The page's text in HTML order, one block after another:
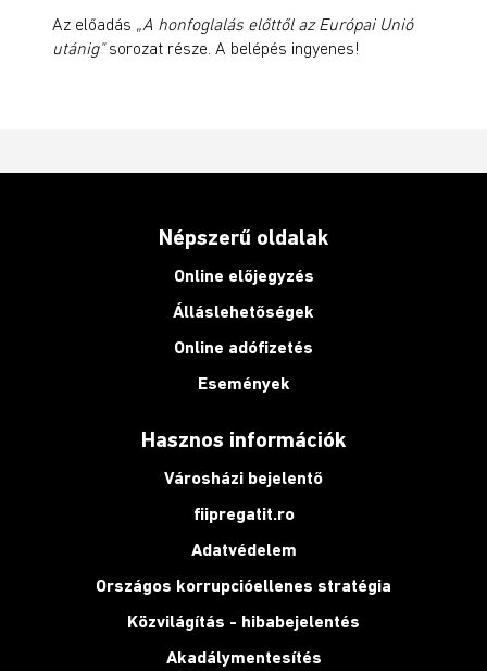
Az előadás „A honfoglalás előttől az Európai Unió
utánig"sorozat része. A belépés ingyenes!
Népszerű oldalak
Online előjegyzés
Álláslehetőségek
Online adófizetés
Események
Hasznos információk
Városházi bejelentő
fiipregatit.ro
Adatvédelem
Országos korrupcióellenes stratégia
Közvilágítás - hibabejelentés
Akadálymentesítés